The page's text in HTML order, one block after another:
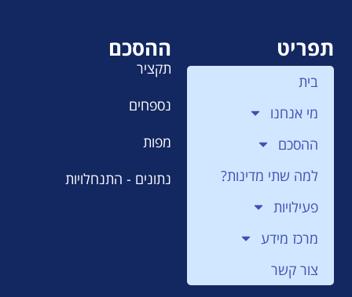
תפריט
בית
מי אנחנו
ההסכם
למה שתי מדינות?
פעילויות
מרכז מידע
צור קשר
ההסכם
תקציר
נספחים
מפות
נתונים - התנחלויות